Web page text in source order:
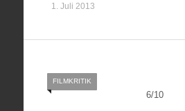
1. Juli 2013
6/10
FILMKRITIK